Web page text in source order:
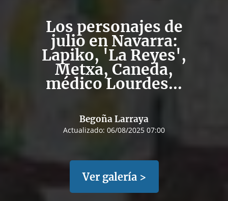
Los personajes de
julio en Navarra:
Lapiko, 'La Reyes',
Metxa, Caneda,
médico Lourdes...
Begoña Larraya
Actualizado: 06/08/2025 07:00
Ver galería >